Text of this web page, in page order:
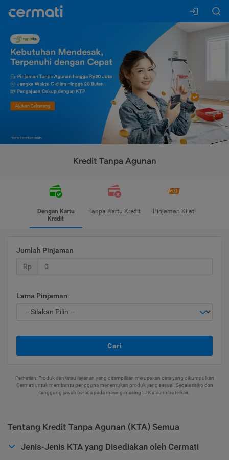
Kredit Tanpa Agunan
Dengan Kartu
Kredit
Tanpa Kartu Kredit Pinjaman Kilat
Jumlah Pinjaman
Rp
Lama Pinjaman
Cari
Perhatian: Produk dan/atau layanan yang ditampilkan merupakan data yang dikumpulkan
Cermati untuk membantu pengguna menemukan produk yang sesuai. Segala risiko dan
tanggung jawab berada pada masing-masing LJK atau mitra terkait.
Tentang Kredit Tanpa Agunan (KTA) Semua
Jenis-Jenis KTA yang Disediakan oleh Cermati